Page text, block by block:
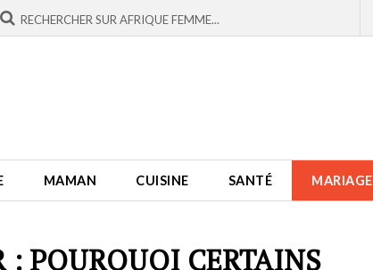
MAMAN CUISINE SANTÉ MARIAGE
POURQUOI CERTAINS